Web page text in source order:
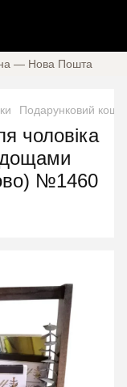
— Нова Пошта
Подарунковий
чоловіка
№1460